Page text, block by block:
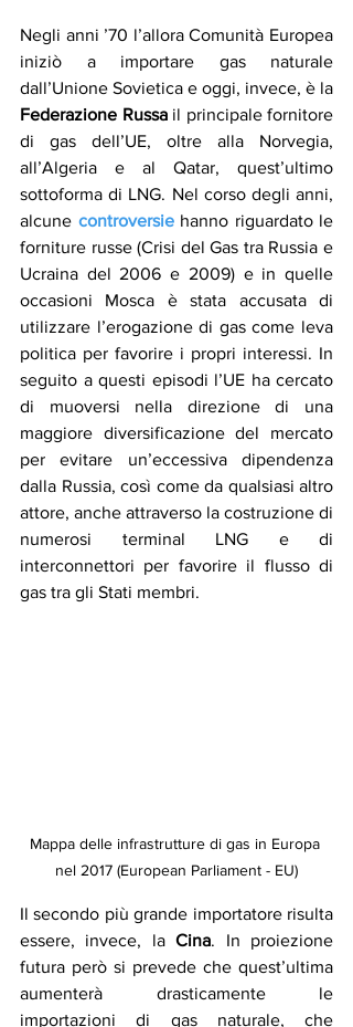
Negli anni ’70 l’allora Comunità Europea
iniziò a importare gas naturale
Federazione Russa il principale fornitore
di gas dell’UE, oltre alla Norvegia,
all’Algeria e al Qatar, quest’ultimo
sottoforma di LNG. Nel corso degli anni,
alcune controversie hanno riguardato le
forniture russe (Crisi del Gas tra Russia e
Ucraina del 2006 e 2009) e in quelle
occasioni Mosca è stata accusata di
utilizzare l’erogazione di gas come leva
politica per favorire i propri interessi. In
seguito a questi episodi l’UE ha cercato
di muoversi nella direzione di una
maggiore diversificazione del mercato
per evitare un’eccessiva dipendenza
dalla Russia, così come da qualsiasi altro
attore, anche attraverso la costruzione di
numerosi terminal LNG e di
interconnettori per favorire il flusso di
gas tra gli Stati membri.
Mappa delle infrastrutture di gas in Europa
nel 2017 (European Parliament - EU)
Il secondo più grande importatore risulta
essere, invece, la Cina. In proiezione
futura però si prevede che quest’ultima
aumenterà drasticamente le
importazioni di gas naturale, che